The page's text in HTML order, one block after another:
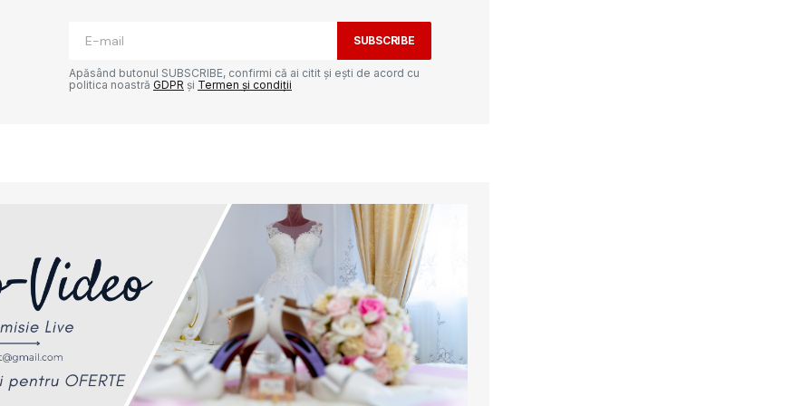
SUBSCRIBE
Apăsând butonul SUBSCRIBE, confirmi că ai citit și ești de acord cu
politica noastră GDPR și Termen și condiții